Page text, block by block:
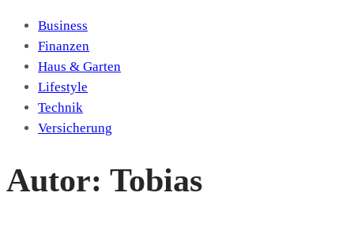
Business
Finanzen
Haus & Garten
Lifestyle
Technik
Versicherung
Autor: Tobias